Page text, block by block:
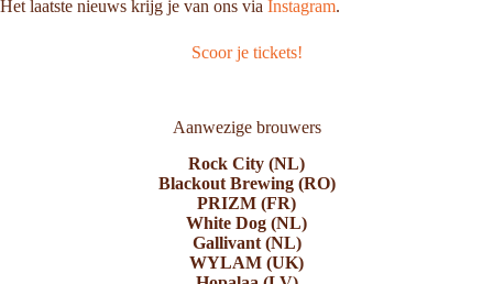
Het laatste nieuws krijg je van ons via Instagram.
Scoor je tickets!
Aanwezige brouwers
Rock City (NL)
Blackout Brewing (RO)
PRIZM (FR)
White Dog (NL)
Gallivant (NL)
WYLAM (UK)